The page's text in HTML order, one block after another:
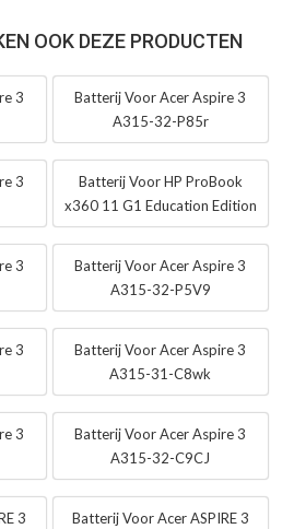
OOK DEZE PRODUCTEN
3
Batterij Voor Acer Aspire 3
A315-32-P85r
3
Batterij Voor HP ProBook
x360 11 G1 Education Edition
3
Batterij Voor Acer Aspire 3
A315-32-P5V9
3
Batterij Voor Acer Aspire 3
A315-31-C8wk
3
Batterij Voor Acer Aspire 3
A315-32-C9CJ
3
Batterij Voor Acer ASPIRE 3